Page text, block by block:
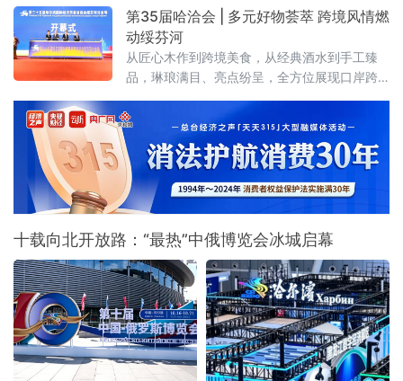
国际商贸中心举办。近百款中俄特色新品集中
亮相，10家中外重点企业登台推介，精准匹配
双边市场供需，为中俄跨境贸易转型升级注入
强劲动能。
第35届哈洽会 | 多元好物荟萃 跨境风情燃
动绥芬河
从匠心木作到跨境美食，从经典酒水到手工臻
品，琳琅满目、亮点纷呈，全方位展现口岸跨
十载向北开放路：“最热”中俄博览会冰城启幕